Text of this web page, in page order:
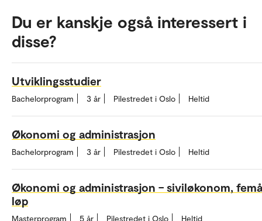
Du er kanskje også interessert i
disse?
Utviklingsstudier
Bachelorprogram 3 år Pilestredet i Oslo Heltid
Økonomi og administrasjon
Bachelorprogram 3 år Pilestredet i Oslo Heltid
Økonomi og administrasjon – siviløkonom,
løp
Masterprogram 5 år Pilestredet i Oslo Heltid